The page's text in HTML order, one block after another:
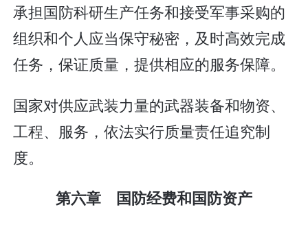
承担国防科研生产任务和接受军事采购的
组织和个人应当保守秘密，及时高效完成
任务，保证质量，提供相应的服务保障。
国家对供应武装力量的武器装备和物资、
工程、服务，依法实行质量责任追究制
度。
第六章 国防经费和国防资产